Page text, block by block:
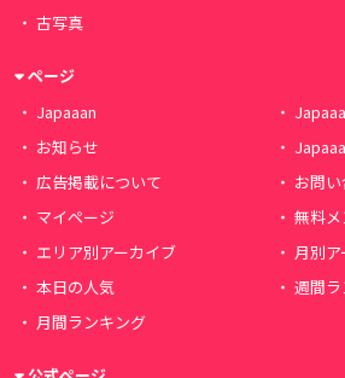
古写真
ページ
Japaaan
お知らせ
広告掲載について
お問
マイページ
無料
エリア別アーカイブ
月別
本日の人気
週間
月間ランキング